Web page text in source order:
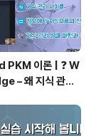
이론 | ❓ W
– 왜 지식 관리
의 전환, 🛠️ 지식
과 극복